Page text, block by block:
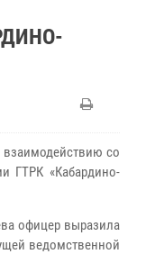
со
ГТРК «Кабардино-
офицер выразила
ведомственной